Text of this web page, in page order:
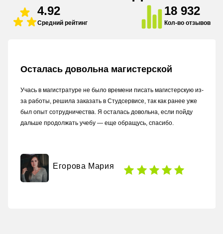
4.92 18 932
Осталась довольна магистерской
Егорова Мария